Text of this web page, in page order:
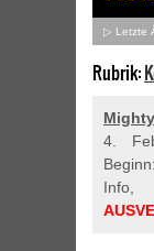
▷ Letzte
Rubrik:
4.